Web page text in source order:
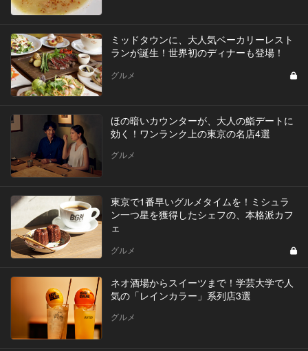
ミッドタウンに、大人気ベーカリーレスト
ランが誕生！世界初のディナーも登場！
グルメ
ほの暗いカウンターが、大人の鮨デートに
効く！ワンランク上の東京の名店4選
グルメ
東京で1番早いグルメタイムを！ミシュラ
ン一つ星を獲得したシェフの、本格派カフ
ェ
グルメ
ネオ酒場からスイーツまで！学芸大学で人
気の「レインカラー」系列店3選
グルメ